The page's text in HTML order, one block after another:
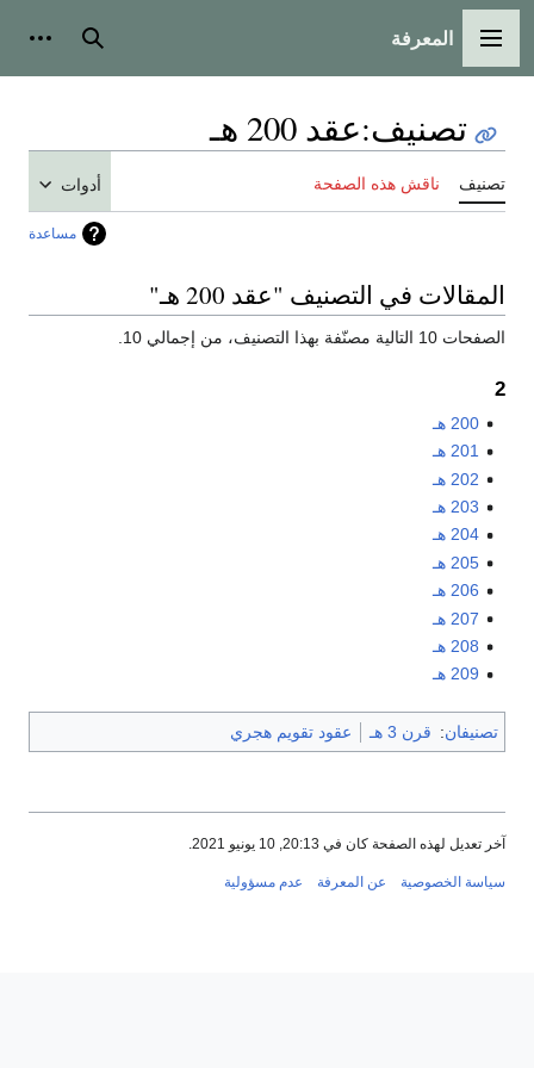
القائمة الرئيسية
المعرفة بحث
تصنيف:عقد 200 هـ
تصنيف ناقش هذه الصفحة أدوات
مساعدة
المقالات في التصنيف "عقد 200 هـ"
الصفحات 10 التالية مصنّفة بهذا التصنيف، من إجمالي 10.
2
200 هـ
201 هـ
202 هـ
203 هـ
204 هـ
205 هـ
206 هـ
207 هـ
208 هـ
209 هـ
تصنيفان: قرن 3 هـ عقود تقويم هجري
آخر تعديل لهذه الصفحة كان في 20:13, 10 يونيو 2021.
سياسة الخصوصية عن المعرفة عدم مسؤولية